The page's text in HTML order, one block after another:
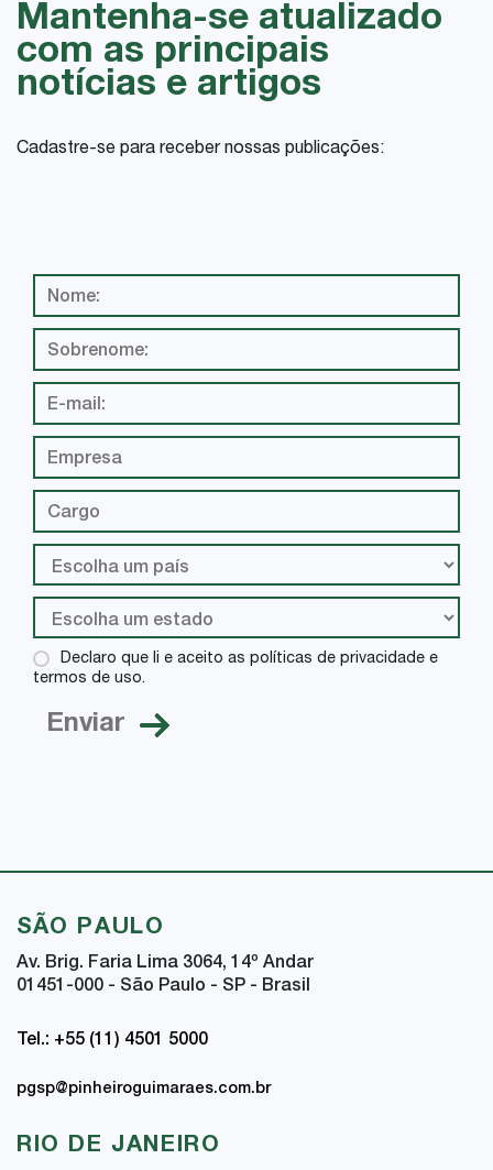
Mantenha-se atualizado
com as principais
notícias e artigos
Cadastre-se para receber nossas publicações:
Declaro que li e aceito as políticas de privacidade e
termos de uso.
SÃO PAULO
Av. Brig. Faria Lima 3064, 14º Andar
01451-000 - São Paulo - SP - Brasil
Tel.: +55 (11) 4501 5000
pgsp@pinheiroguimaraes.com.br
RIO DE JANEIRO